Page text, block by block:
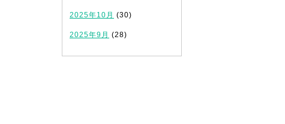
2025年10月 (30)
2025年9月 (28)